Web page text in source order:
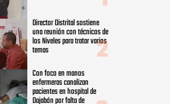
Director Distrital sostiene
una reunión con técnicos de
los Niveles para tratar varios
temas
Con foco en manos
enfermeras canalizan
pacientes en hospital de
Dajabón por falta de